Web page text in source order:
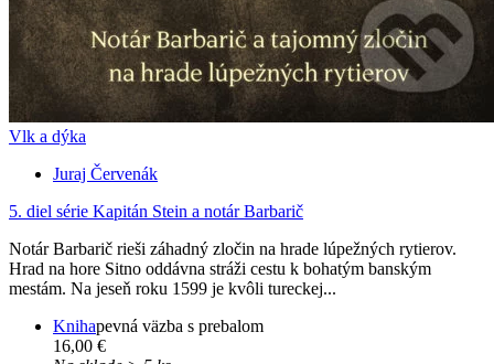
Vlk a dýka
Juraj Červenák
5. diel série Kapitán Stein a notár Barbarič
Notár Barbarič rieši záhadný zločin na hrade lúpežných rytierov.
Hrad na hore Sitno oddávna stráži cestu k bohatým banským
mestám. Na jeseň roku 1599 je kvôli tureckej...
Knihapevná väzba s prebalom
16,00 €